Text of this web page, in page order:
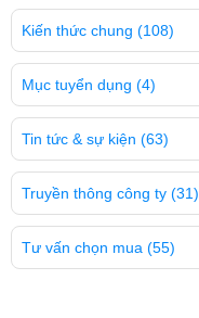
Kiến thức chung (108)
Mục tuyển dụng (4)
Tin tức & sự kiện (63)
Truyền thông công ty (31)
Tư vấn chọn mua (55)